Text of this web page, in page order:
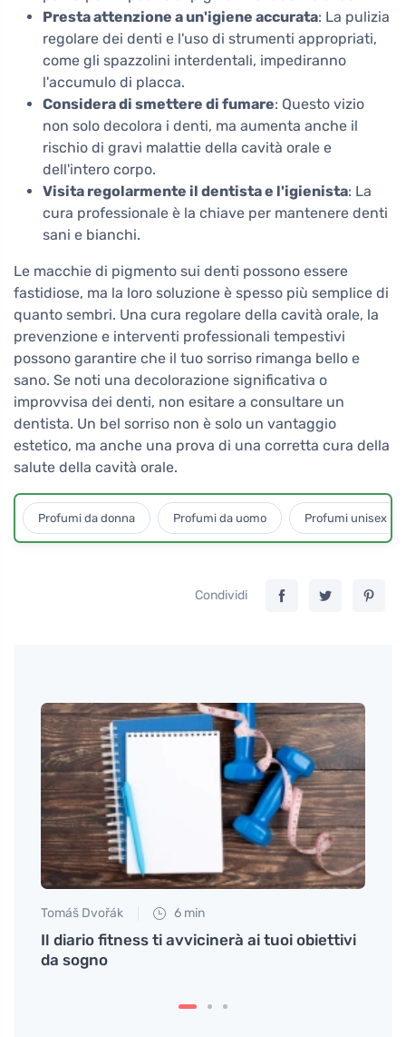
Presta attenzione a un'igiene accurata: La pulizia
regolare dei denti e l'uso di strumenti appropriati,
come gli spazzolini interdentali, impediranno
l'accumulo di placca.
Considera di smettere di fumare: Questo vizio
non solo decolora i denti, ma aumenta anche il
rischio di gravi malattie della cavità orale e
dell'intero corpo.
Visita regolarmente il dentista e l'igienista: La
cura professionale è la chiave per mantenere denti
sani e bianchi.
Le macchie di pigmento sui denti possono essere
fastidiose, ma la loro soluzione è spesso più semplice di
quanto sembri. Una cura regolare della cavità orale, la
prevenzione e interventi professionali tempestivi
possono garantire che il tuo sorriso rimanga bello e
sano. Se noti una decolorazione significativa o
improvvisa dei denti, non esitare a consultare un
dentista. Un bel sorriso non è solo un vantaggio
estetico, ma anche una prova di una corretta cura della
salute della cavità orale.
Profumi da donna Profumi da uomo Profumi unisex
Condividi
Tomáš Dvořák 6 min
Il diario fitness ti avvicinerà ai tuoi obiettivi
da sogno